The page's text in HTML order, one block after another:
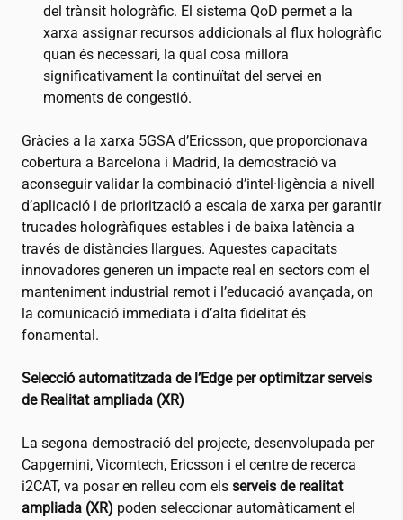
del trànsit hologràfic. El sistema QoD permet a la
xarxa assignar recursos addicionals al flux hologràfic
quan és necessari, la qual cosa millora
significativament la continuïtat del servei en
moments de congestió.
Gràcies a la xarxa 5GSA d’Ericsson, que proporcionava
cobertura a Barcelona i Madrid, la demostració va
aconseguir validar la combinació d’intel·ligència a nivell
d’aplicació i de priorització a escala de xarxa per garantir
trucades hologràfiques estables i de baixa latència a
través de distàncies llargues. Aquestes capacitats
innovadores generen un impacte real en sectors com el
manteniment industrial remot i l’educació avançada, on
la comunicació immediata i d’alta fidelitat és
fonamental.
Selecció automatitzada de l’Edge per optimitzar serveis
de Realitat ampliada (XR)
La segona demostració del projecte, desenvolupada per
Capgemini, Vicomtech, Ericsson i el centre de recerca
i2CAT, va posar en relleu com els serveis de realitat
ampliada (XR) poden seleccionar automàticament el